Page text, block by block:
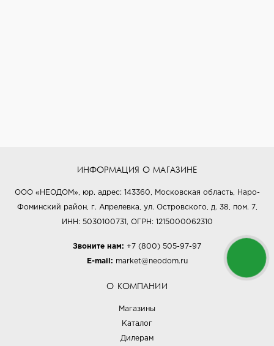
ИНФОРМАЦИЯ О МАГАЗИНЕ
ООО «НЕОДОМ», юр. адрес: 143360, Московская область, Наро-
Фоминский район, г. Апрелевка, ул. Островского, д. 38, пом. 7,
ИНН: 5030100731, ОГРН: 1215000062310
Звоните нам: +7 (800) 505-97-97
E-mail: market@neodom.ru
О КОМПАНИИ
Магазины
Каталог
Дилерам